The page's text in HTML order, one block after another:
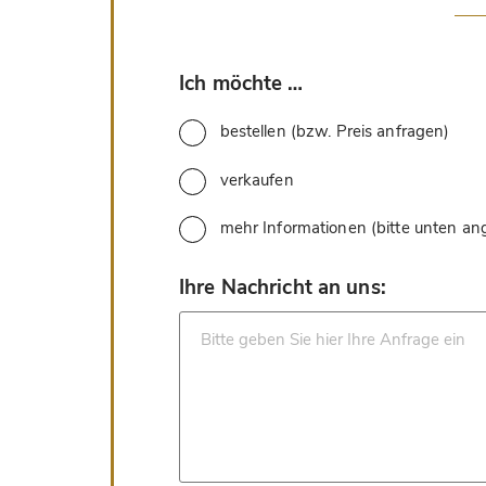
Ich möchte …
bestellen (bzw. Preis anfragen)
verkaufen
mehr Informationen (bitte unten
Ihre Nachricht an uns: